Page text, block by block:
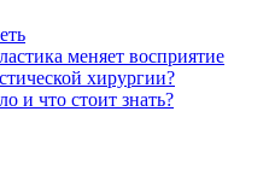
меняет восприятие
хирургии?
и что стоит знать?